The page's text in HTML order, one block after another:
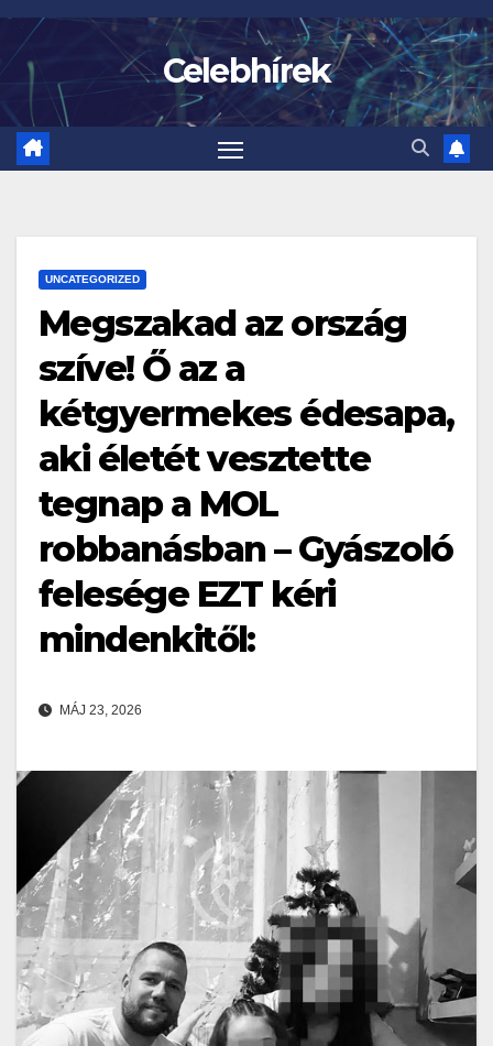
Skip
content
Celebhírek
UNCATEGORIZED
Megszakad az ország
szíve! Ő az a
kétgyermekes édesapa,
aki életét vesztette
tegnap a MOL
robbanásban – Gyászoló
felesége EZT kéri
mindenkitől:
MÁJ 23, 2026